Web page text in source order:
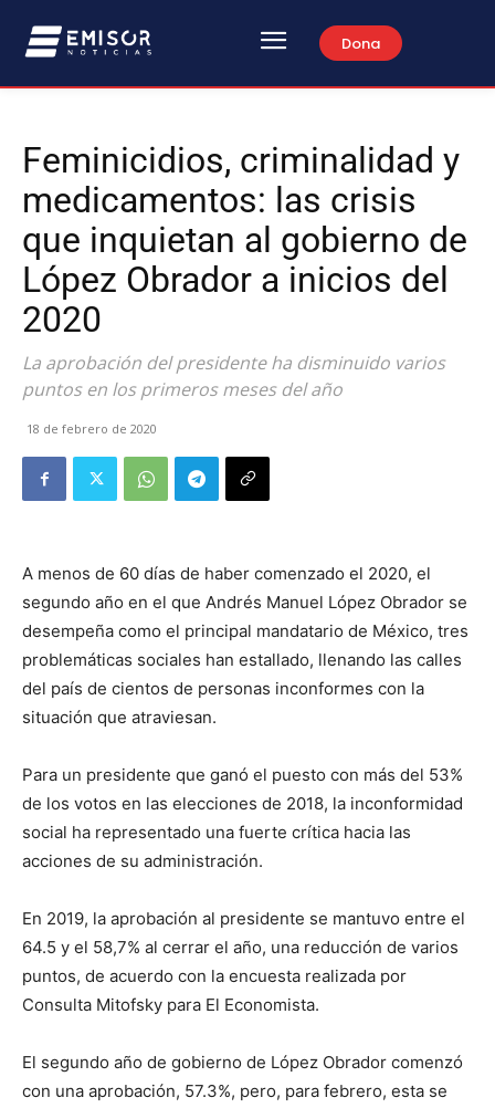
Dona
Feminicidios, criminalidad y
medicamentos: las crisis
que inquietan al gobierno de
López Obrador a inicios del
2020
La aprobación del presidente ha disminuido varios
puntos en los primeros meses del año
18 de febrero de 2020
A menos de 60 días de haber comenzado el 2020, el
segundo año en el que Andrés Manuel López Obrador se
desempeña como el principal mandatario de México, tres
problemáticas sociales han estallado, llenando las calles
del país de cientos de personas inconformes con la
situación que atraviesan.
Para un presidente que ganó el puesto con más del 53%
de los votos en las elecciones de 2018, la inconformidad
social ha representado una fuerte crítica hacia las
acciones de su administración.
En 2019, la aprobación al presidente se mantuvo entre el
64.5 y el 58,7% al cerrar el año, una reducción de varios
puntos, de acuerdo con la encuesta realizada por
Consulta Mitofsky para El Economista.
El segundo año de gobierno de López Obrador comenzó
con una aprobación, 57.3%, pero, para febrero, esta se